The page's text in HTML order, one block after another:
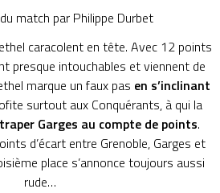
match par Philippe Durbet
caracolent en tête. Avec 12 points
presque intouchables et viennent de
marque un faux pas en s’inclinant
surtout aux Conquérants, à qui la
Garges au compte de points.
d’écart entre Grenoble, Garges et
place s’annonce toujours aussi
rude…